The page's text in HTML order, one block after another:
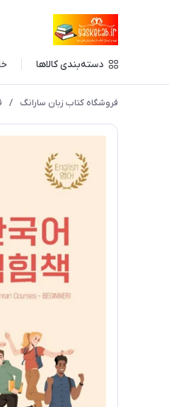
دسته‌بندی کالاها
فروشگاه کتاب زبان سارانگ /